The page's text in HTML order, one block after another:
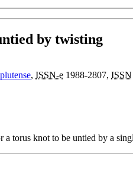
by twisting
, ISSN-e 1988-2807, ISSN
a torus knot to be untied by a